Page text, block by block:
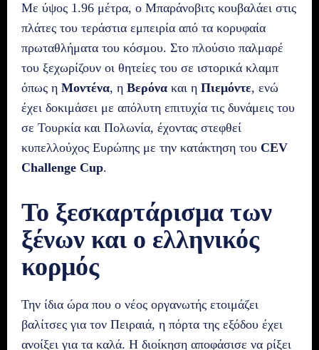
Με ύψος 1.96 μέτρα, ο Μπαράνοβιτς κουβαλάει στις
πλάτες του τεράστια εμπειρία από τα κορυφαία
πρωταθλήματα του κόσμου. Στο πλούσιο παλμαρέ
του ξεχωρίζουν οι θητείες του σε ιστορικά κλαμπ
όπως η Μοντένα, η Βερόνα και η Πιεμόντε, ενώ
έχει δοκιμάσει με απόλυτη επιτυχία τις δυνάμεις του
σε Τουρκία και Πολωνία, έχοντας στεφθεί
κυπελλούχος Ευρώπης με την κατάκτηση του CEV
Challenge Cup.
Το ξεσκαρτάρισμα των
ξένων και ο ελληνικός
κορμός
Την ίδια ώρα που ο νέος οργανωτής ετοιμάζει
βαλίτσες για τον Πειραιά, η πόρτα της εξόδου έχει
ανοίξει για τα καλά. Η διοίκηση αποφάσισε να ρίξει